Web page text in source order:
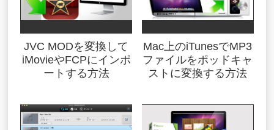
JVC MODを変換して
iMovieやFCPにインポ
ートする方法
Mac上のiTunesでMP3
ファイルをポッドキャ
ストに変換する方法